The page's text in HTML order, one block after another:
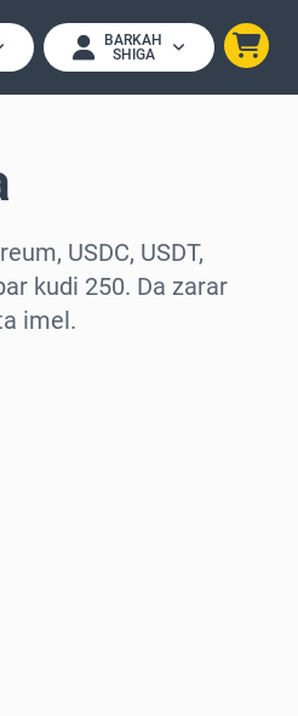
BARKAH
SHIGA
USDC, USDT,
kudi 250. Da zarar
imel.